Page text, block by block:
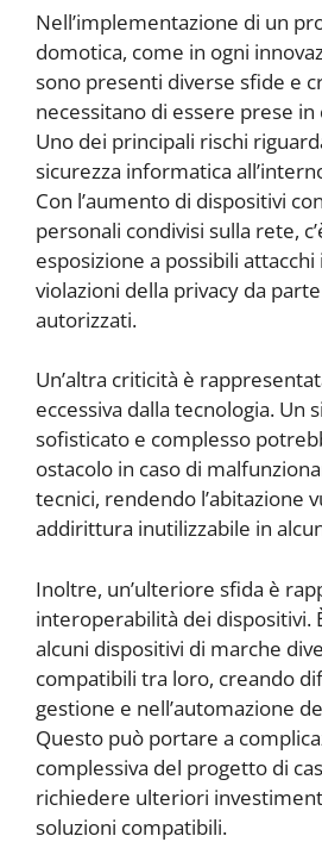
Nell’implementazione di un
domotica, come in ogni
sono presenti diverse sfide e
necessitano di essere prese
Uno dei principali rischi
sicurezza informatica
Con l’aumento di dispositivi
personali condivisi sulla rete,
esposizione a possibili
violazioni della privacy da
autorizzati.
Un’altra criticità è
eccessiva dalla tecnologia. Un
sofisticato e complesso
ostacolo in caso di
tecnici, rendendo l’abitazione
addirittura inutilizzabile in
Inoltre, un’ulteriore sfida è
interoperabilità dei dispositivi.
alcuni dispositivi di marche
compatibili tra loro, creando
gestione e nell’automazione
Questo può portare a
complessiva del progetto di
richiedere ulteriori
soluzioni compatibili.